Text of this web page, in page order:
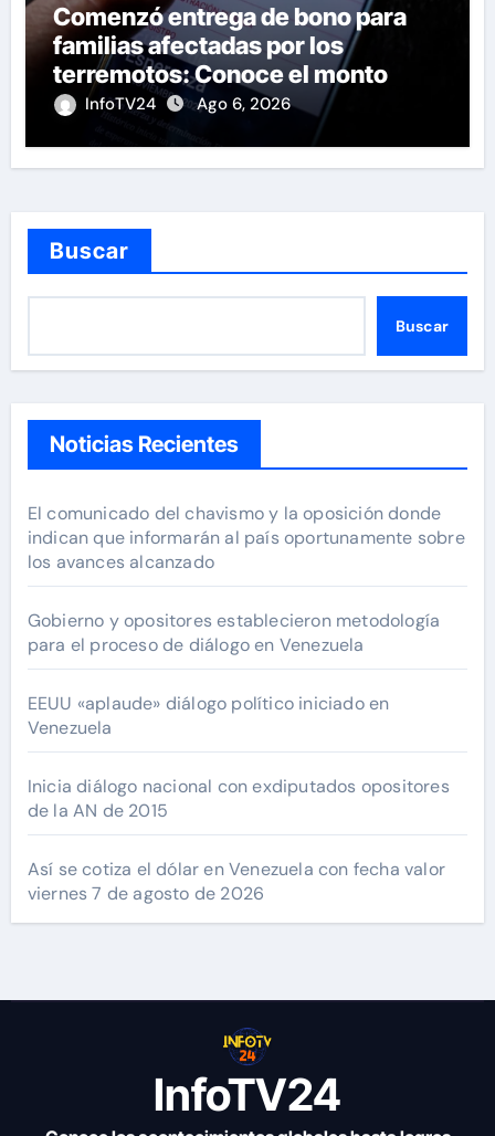
Comenzó entrega de bono para
familias afectadas por los
terremotos: Conoce el monto
InfoTV24 Ago 6, 2026
Buscar
Buscar
Noticias Recientes
El comunicado del chavismo y la oposición donde
indican que informarán al país oportunamente sobre
los avances alcanzado
Gobierno y opositores establecieron metodología
para el proceso de diálogo en Venezuela
EEUU «aplaude» diálogo político iniciado en
Venezuela
Inicia diálogo nacional con exdiputados opositores
de la AN de 2015
Así se cotiza el dólar en Venezuela con fecha valor
viernes 7 de agosto de 2026
InfoTV24